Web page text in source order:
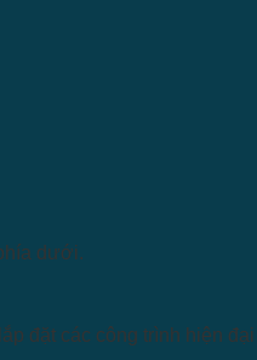
dưới.
đặt các công trình hiện